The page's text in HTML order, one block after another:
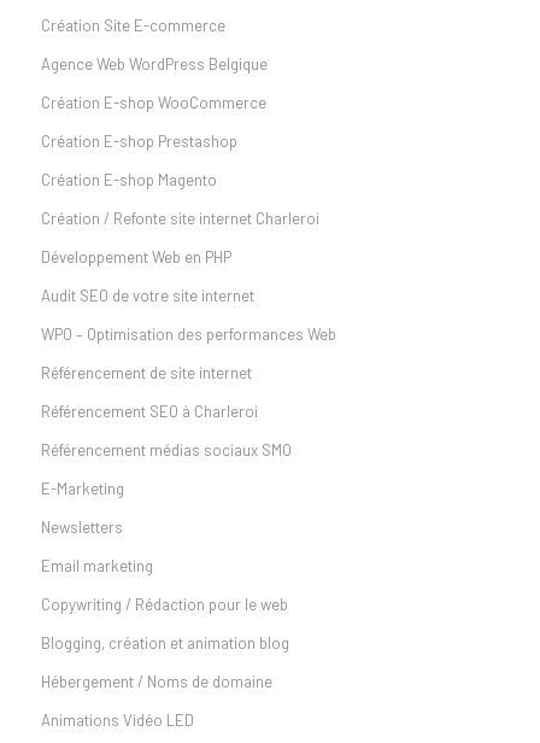
Création Site E-commerce
Agence Web WordPress Belgique
Création E-shop WooCommerce
Création E-shop Prestashop
Création E-shop Magento
Création / Refonte site internet Charleroi
Développement Web en PHP
Audit SEO de votre site internet
WPO – Optimisation des performances Web
Référencement de site internet
Référencement SEO à Charleroi
Référencement médias sociaux SMO
E-Marketing
Newsletters
Email marketing
Copywriting / Rédaction pour le web
Blogging, création et animation blog
Hébergement / Noms de domaine
Animations Vidéo LED